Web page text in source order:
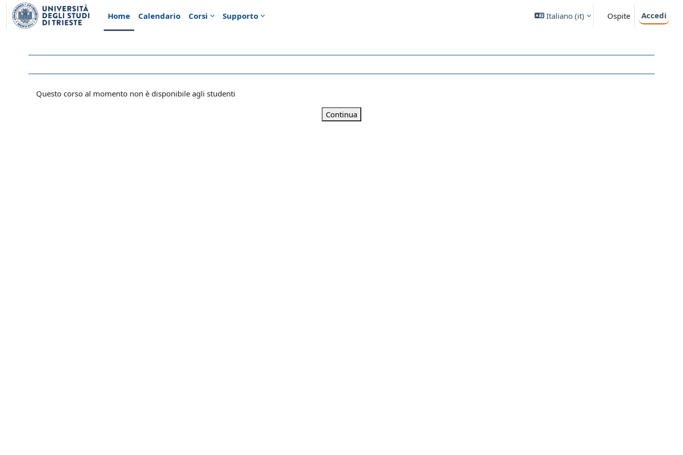
Vai al contenuto principale
Home
Calendario Corsi Supporto Italiano ‎(it)‎ Ospite Accedi
Questo corso al momento non è disponibile agli studenti
Continua